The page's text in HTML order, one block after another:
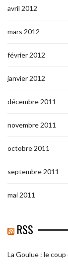
avril 2012
mars 2012
février 2012
janvier 2012
décembre 2011
novembre 2011
octobre 2011
septembre 2011
mai 2011
RSS
La Goulue : le